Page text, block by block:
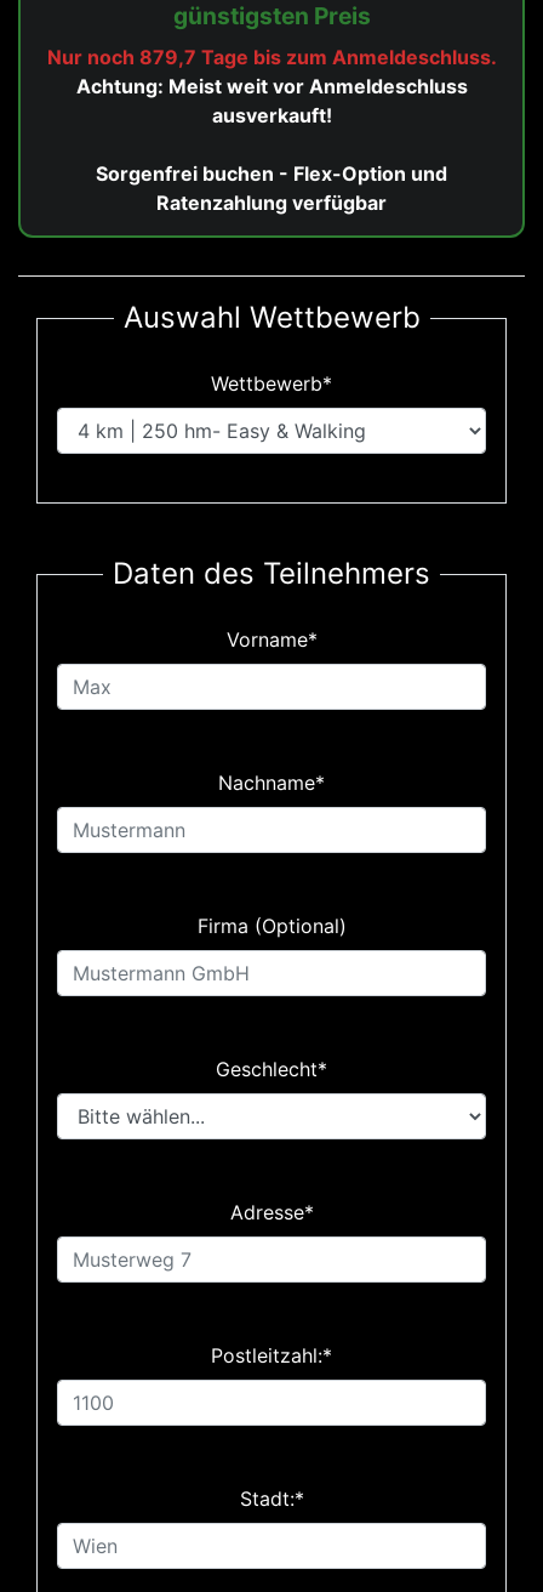
günstigsten Preis
Nur noch 879,7 Tage bis zum Anmeldeschluss.
Achtung: Meist weit vor Anmeldeschluss
ausverkauft!
Sorgenfrei buchen - Flex-Option und
Ratenzahlung verfügbar
Auswahl Wettbewerb
Wettbewerb*
Daten des Teilnehmers
Vorname*
Nachname*
Firma (Optional)
Geschlecht*
Adresse*
Postleitzahl:*
Stadt:*